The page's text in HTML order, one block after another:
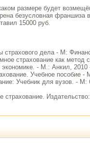
размере будет
безусловная франшиза
15000 руб.
дела - М:
страхование как метод
экономике. - М.: Анкил, 2010
Учебное пособие
Учебник для вузов. -